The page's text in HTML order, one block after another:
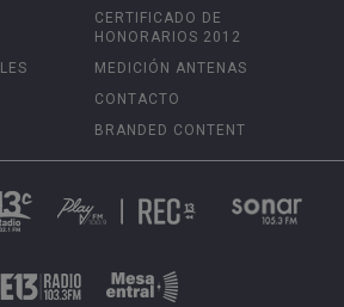
CERTIFICADO DE
HONORARIOS 2012
MEDICIÓN ANTENAS
CONTACTO
BRANDED CONTENT